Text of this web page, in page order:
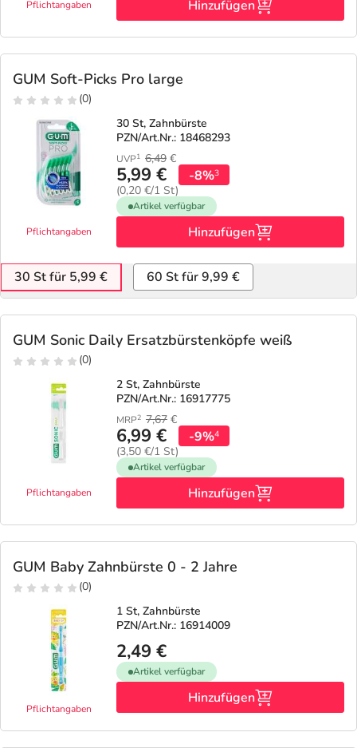
Pflichtangaben Hinzufügen
GUM Soft-Picks Pro large
(0)
Pflichtangaben
30 St, Zahnbürste
PZN/Art.Nr.: 18468293
UVP1 6,49 €
5,99 €
(0,20 €/1 St)
-8%3
Artikel verfügbar
Hinzufügen
30 St für 5,99 € 60 St für 9,99 €
GUM Sonic Daily Ersatzbürstenköpfe weiß
(0)
Pflichtangaben
2 St, Zahnbürste
PZN/Art.Nr.: 16917775
MRP2 7,67 €
6,99 €
(3,50 €/1 St)
-9%4
Artikel verfügbar
Hinzufügen
GUM Baby Zahnbürste 0 - 2 Jahre
(0)
Pflichtangaben
1 St, Zahnbürste
PZN/Art.Nr.: 16914009
2,49 €
Artikel verfügbar
Hinzufügen